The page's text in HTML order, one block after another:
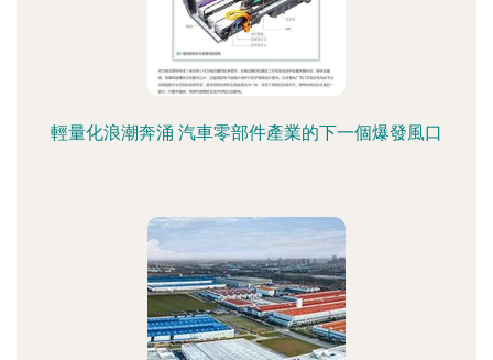
輕量化浪潮奔涌 汽車零部件產業的下一個爆發風口